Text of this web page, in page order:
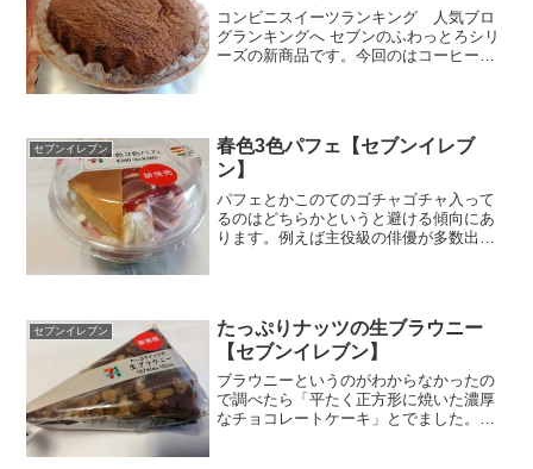
コンビニスイーツランキング 人気ブロ
グランキングへ セブンのふわっとろシリ
ーズの新商品です。今回のはコーヒーく
食べたことあってもど...
セブンイレブン
春色3色パフェ【セブンイレブ
ン】
パフェとかこのてのゴチャゴチャ入って
るのはどちらかというと避ける傾向にあ
ります。例えば主役級の俳優が多数出演
セブンイレブン
たっぷりナッツの生ブラウニー
【セブンイレブン】
ブラウニーというのがわからなかったの
で調べたら「平たく正方形に焼いた濃厚
なチョコレートケーキ」とでました。で